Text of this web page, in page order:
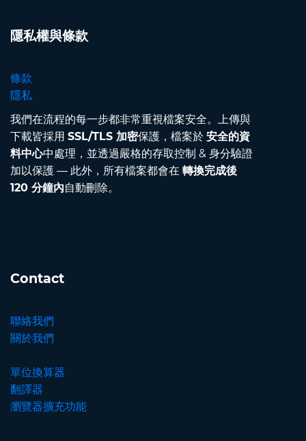
隱私權與條款
條款
隱私
我們在流程的每一步都非常重視檔案安全。上傳與
下載皆採用 SSL/TLS 加密保護，檔案於 安全的資
料中心中處理，並透過嚴格的存取控制 & 身分驗證
加以保護 — 此外，所有檔案都會在 轉換完成後
120 分鐘內自動刪除。
Contact
聯絡我們
關於我們
單位換算器
翻譯器
瀏覽器擴充功能